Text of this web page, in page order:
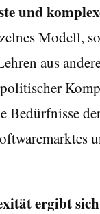
und
Modell,
aus
Bedürfnisse
ergibt